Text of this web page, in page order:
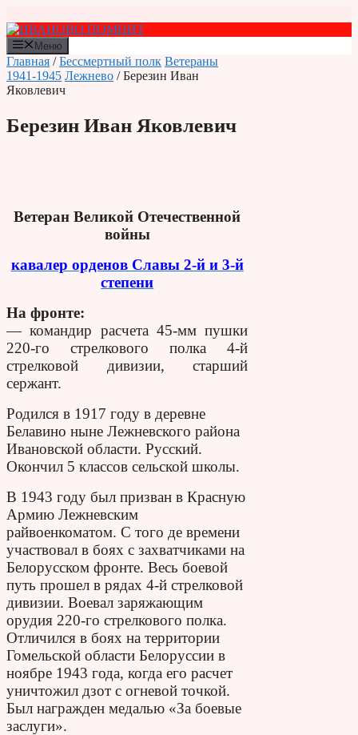
к
содержимому
Меню
Главная /Бессмертный полк Ветераны
1941-1945 Лежнево / Березин Иван
Яковлевич
Березин Иван Яковлевич
Ветеран Великой Отечественной
войны
кавалер орденов Славы 2-й и 3-й
степени
На фронте:
— командир расчета 45-мм пушки
220-го стрелкового полка 4-й
стрелковой дивизии, старший
сержант.
Родился в 1917 году в деревне
Белавино ныне Лежневского района
Ивановской области. Русский.
Окончил 5 классов сельской школы.
В 1943 году был призван в Красную
Армию Лежневским
райвоенкоматом. С того де времени
участвовал в боях с захватчиками на
Белорусском фронте. Весь боевой
путь прошел в рядах 4-й стрелковой
дивизии. Воевал заряжающим
орудия 220-го стрелкового полка.
Отличился в боях на территории
Гомельской области Белоруссии в
ноябре 1943 года, когда его расчет
уничтожил дзот с огневой точкой.
Был награжден медалью «За боевые
заслуги».